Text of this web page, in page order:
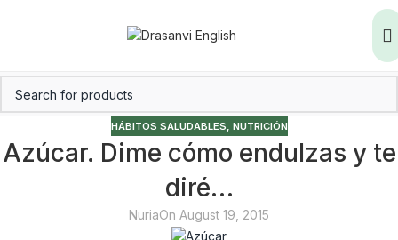
HÁBITOS SALUDABLES, NUTRICIÓN
Azúcar. Dime cómo endulzas y te
diré…
NuriaOn August 19, 2015